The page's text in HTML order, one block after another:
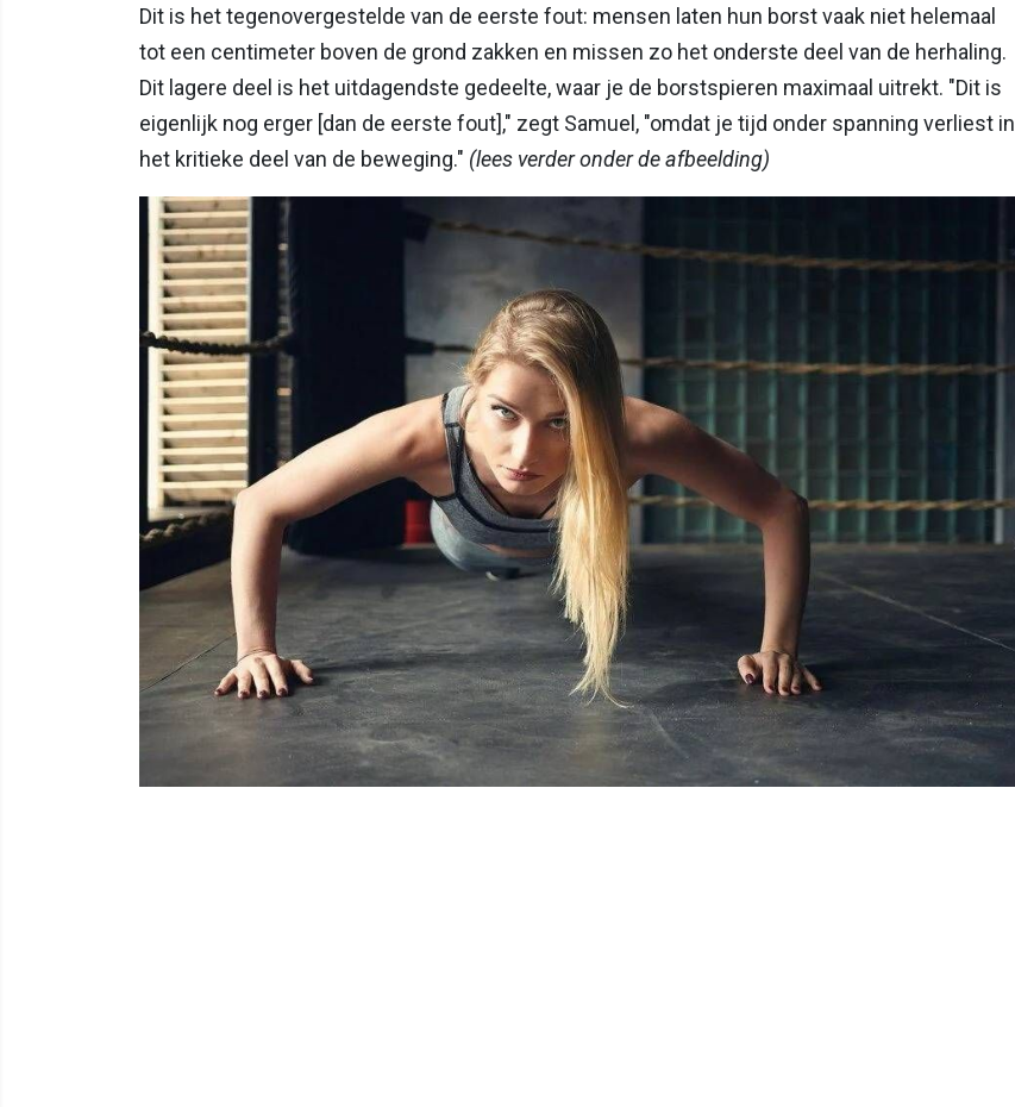
Dit is het tegenovergestelde van de eerste fout: mensen laten hun borst vaak niet helemaal
tot een centimeter boven de grond zakken en missen zo het onderste deel van de herhaling.
Dit lagere deel is het uitdagendste gedeelte, waar je de borstspieren maximaal uitrekt. "Dit is
eigenlijk nog erger [dan de eerste fout]," zegt Samuel, "omdat je tijd onder spanning verliest in
het kritieke deel van de beweging." (lees verder onder de afbeelding)